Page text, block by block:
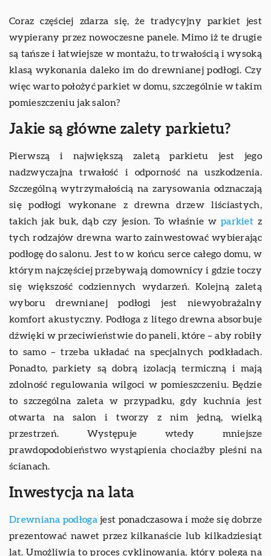
Coraz częściej zdarza się, że tradycyjny parkiet jest
wypierany przez nowoczesne panele. Mimo iż te drugie
są tańsze i łatwiejsze w montażu, to trwałością i wysoką
klasą wykonania daleko im do drewnianej podłogi. Czy
więc warto położyć parkiet w domu, szczególnie w takim
pomieszczeniu jak salon?
Jakie są główne zalety parkietu?
Pierwszą i największą zaletą parkietu jest jego
nadzwyczajna trwałość i odporność na uszkodzenia.
Szczególną wytrzymałością na zarysowania odznaczają
się podłogi wykonane z drewna drzew liściastych,
takich jak buk, dąb czy jesion. To właśnie w parkiet z
tych rodzajów drewna warto zainwestować wybierając
podłogę do salonu. Jest to w końcu serce całego domu, w
którym najczęściej przebywają domownicy i gdzie toczy
się większość codziennych wydarzeń. Kolejną zaletą
wyboru drewnianej podłogi jest niewyobrażalny
komfort akustyczny. Podłoga z litego drewna absorbuje
dźwięki w przeciwieństwie do paneli, które – aby robiły
to samo – trzeba układać na specjalnych podkładach.
Ponadto, parkiety są dobrą izolacją termiczną i mają
zdolność regulowania wilgoci w pomieszczeniu. Będzie
to szczególna zaleta w przypadku, gdy kuchnia jest
otwarta na salon i tworzy z nim jedną, wielką
przestrzeń. Występuje wtedy mniejsze
prawdopodobieństwo wystąpienia chociażby pleśni na
ścianach.
Inwestycja na lata
Drewniana podłoga jest ponadczasowa i może się dobrze
prezentować nawet przez kilkanaście lub kilkadziesiąt
lat. Umożliwia to proces cyklinowania, który polega na